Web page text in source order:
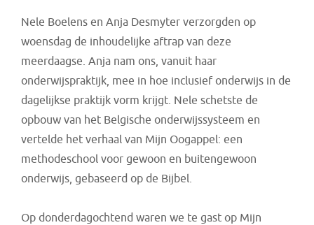
Nele Boelens en Anja Desmyter verzorgden op
woensdag de inhoudelijke aftrap van deze
meerdaagse. Anja nam ons, vanuit haar
onderwijspraktijk, mee in hoe inclusief onderwijs in de
dagelijkse praktijk vorm krijgt. Nele schetste de
opbouw van het Belgische onderwijssysteem en
vertelde het verhaal van Mijn Oogappel: een
methodeschool voor gewoon en buitengewoon
onderwijs, gebaseerd op de Bijbel.
Op donderdagochtend waren we te gast op Mijn